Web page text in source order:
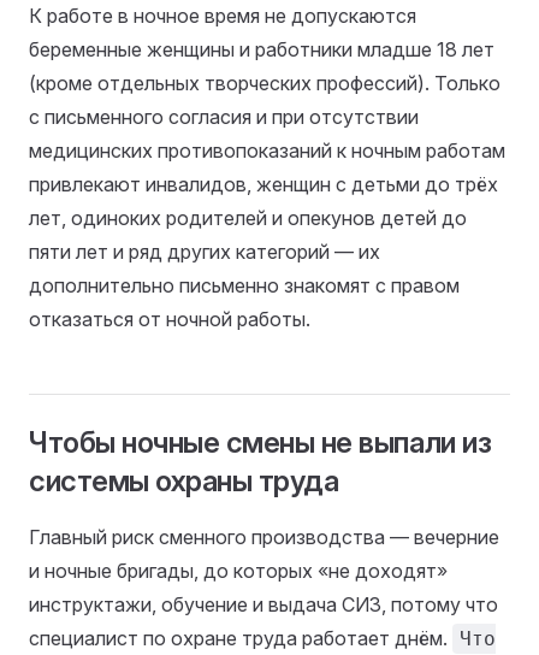
К работе в ночное время не допускаются
беременные женщины и работники младше 18 лет
(кроме отдельных творческих профессий). Только
с письменного согласия и при отсутствии
медицинских противопоказаний к ночным работам
привлекают инвалидов, женщин с детьми до трёх
лет, одиноких родителей и опекунов детей до
пяти лет и ряд других категорий — их
дополнительно письменно знакомят с правом
отказаться от ночной работы.
Чтобы ночные смены не выпали из
системы охраны труда
Главный риск сменного производства — вечерние
и ночные бригады, до которых «не доходят»
инструктажи, обучение и выдача СИЗ, потому что
специалист по охране труда работает днём.
Что